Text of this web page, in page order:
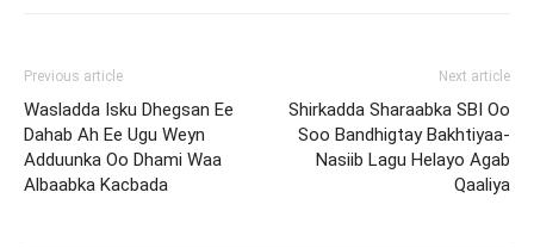
Previous article
Wasladda Isku Dhegsan Ee
Dahab Ah Ee Ugu Weyn
Adduunka Oo Dhami Waa
Albaabka Kacbada
Next article
Shirkadda Sharaabka SBI Oo
Soo Bandhigtay Bakhtiyaa-
Nasiib Lagu Helayo Agab
Qaaliya